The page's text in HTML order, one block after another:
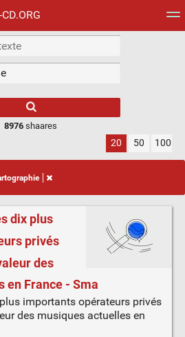
d'images
8976 shaares
20 50 100
dix plus
privés
des
en France - Sma
importants opérateurs privés
des musiques actuelles en